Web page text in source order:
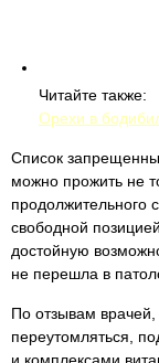
Читайте также:
Орехи в
Список
можно прожить не
продолжительного
свободной
достойную
не перешла в
По отзывам
переутомляться,